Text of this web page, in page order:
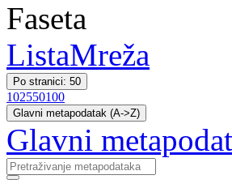
Faseta
ListaMreža
Po stranici: 50
102550100
Glavni metapodatak (A->Z)
Glavni